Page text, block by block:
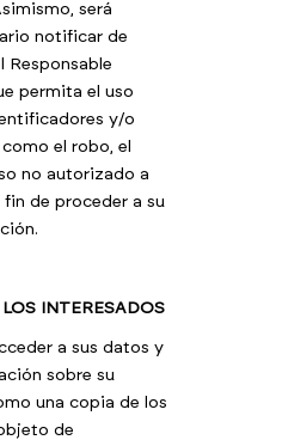
será
notificar de
Responsable
permita el uso
y/o
el robo, el
no autorizado a
fin de proceder a su
INTERESADOS
a sus datos y
sobre su
una copia de los
de